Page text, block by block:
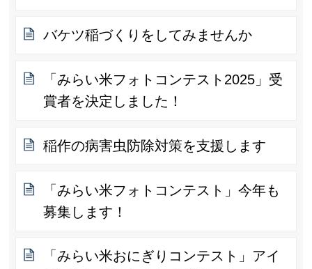
バケツ稲づくりをしてみませんか
「みらい米フォトコンテスト2025」受
賞者を決定しました！
稲作の病害虫防除対策を支援します
「みらい米フォトコンテスト」今年も
募集します！
「みらい米おにぎりコンテスト」アイ